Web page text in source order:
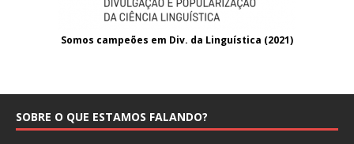
Somos campeões em Div. da Linguística (2021)
SOBRE O QUE ESTAMOS FALANDO?